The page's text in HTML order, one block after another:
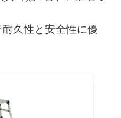
久性と安全性に優